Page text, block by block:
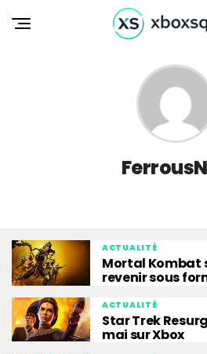
ACTUALITÉ
Mortal Kombat
revenir sous
ACTUALITÉ
Star Trek
mai sur Xbox